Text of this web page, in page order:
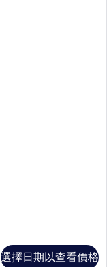
選擇日期以查看價格